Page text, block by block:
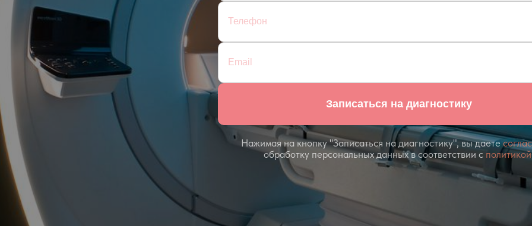
Нажимая на кнопку "Записаться на диагностику", вы даете
обработку персональных данных в соответствии с политикой
Записаться на диагностику